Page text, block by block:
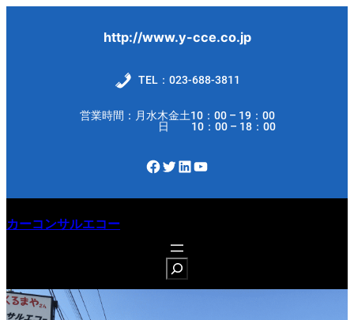
http://www.y-cce.co.jp
TEL：023-688-3811
営業時間：月水木金土10：00 – 19：00
日 10：00 – 18：00
Facebook Twitter LinkedIn YouTube
カーコンサルエコー
e
a